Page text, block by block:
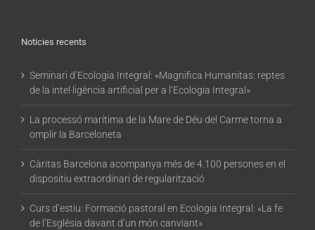
Noticies recents
Seminari d’Ecologia Integral: «Magnifica Humanitas: reptes
de la intel·ligència artificial per a l’Ecologia Integral»
La processó marítima de la Mare de Déu del Carme torna a
omplir la Barceloneta
Càritas Barcelona acompanya més de 4.100 persones en el
dispositiu extraordinari de regularització
Curs d’estiu: Formació pastoral en Ecologia Integral: «La fe
de l’Església davant d’un món canviant»